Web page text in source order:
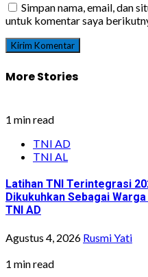
Simpan nama, email, dan
untuk komentar saya
More Stories
1 min read
TNI AD
TNI AL
Latihan TNI Terintegrasi
Dikukuhkan Sebagai
TNI AD
Agustus 4, 2026 Rusmi Yati
1 min read